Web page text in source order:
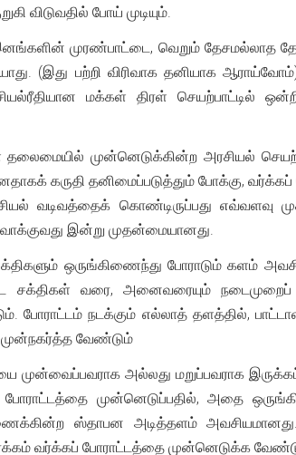
விடுவதில் போய் முடியும்.
முரண்பாட்டை, வெறும் தேசமல்லாத
(இது பற்றி விரிவாக தனியாக
மக்கள் திரள் செயற்பாட்டில்
முன்னெடுக்கின்ற அரசியல்
கருதி தனிமைப்படுத்தும் போக்கு, வர்க்கப்
வடிவத்தைக் கொண்டிருப்பது எவ்வளவு
இன்று முதன்மையானது.
ஒருங்கிணைந்து போராடும் களம்
வரை, அனைவரையும் நடைமுறைப்
போராட்டம் நடக்கும் எல்லாத் தளத்தில்,
முன்நகர்த்த வேண்டும்
முன்வைப்பவராக அல்லது மறுப்பவராக
முன்னெடுப்பதில், அதை
ஸ்தாபன அடித்தளம்
வர்க்கப் போராட்டத்தை முன்னெடுக்க